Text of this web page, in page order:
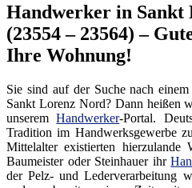
Handwerker in Sankt
(23554 – 23564) –
Ihre Wohnung!
Sie sind auf der Suche nach
Sankt Lorenz Nord? Dann heißen
unseremHandwerker-Portal.
Tradition im Handwerksgewerbe
Mittelalter existierten hierzulande
Baumeister oder Steinhauer ihr
der Pelz- und Lederverarbeitung